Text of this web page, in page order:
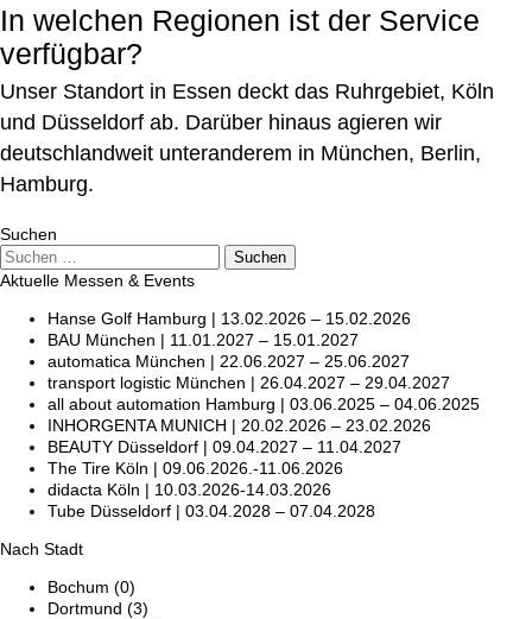
In welchen Regionen ist der Service
verfügbar?
Unser Standort in Essen deckt das Ruhrgebiet, Köln
und Düsseldorf ab. Darüber hinaus agieren wir
deutschlandweit unteranderem in München, Berlin,
Hamburg.
Suchen
Suche
Suchen
Aktuelle Messen & Events
Hanse Golf Hamburg | 13.02.2026 – 15.02.2026
BAU München | 11.01.2027 – 15.01.2027
automatica München | 22.06.2027 – 25.06.2027
transport logistic München | 26.04.2027 – 29.04.2027
all about automation Hamburg | 03.06.2025 – 04.06.2025
INHORGENTA MUNICH | 20.02.2026 – 23.02.2026
BEAUTY Düsseldorf | 09.04.2027 – 11.04.2027
The Tire Köln | 09.06.2026.-11.06.2026
didacta Köln | 10.03.2026-14.03.2026
Tube Düsseldorf | 03.04.2028 – 07.04.2028
Nach Stadt
Bochum (0)
Dortmund (3)